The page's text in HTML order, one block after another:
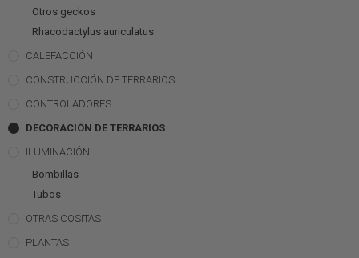
Otros geckos
Rhacodactylus auriculatus
CALEFACCIÓN
CONSTRUCCIÓN DE TERRARIOS
CONTROLADORES
DECORACIÓN DE TERRARIOS
ILUMINACIÓN
Bombillas
Tubos
OTRAS COSITAS
PLANTAS